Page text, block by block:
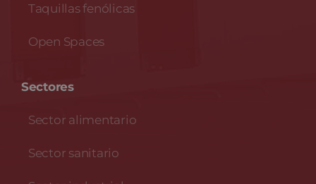
Taquillas fenólicas
Open Spaces
Sectores
Sector alimentario
Sector sanitario